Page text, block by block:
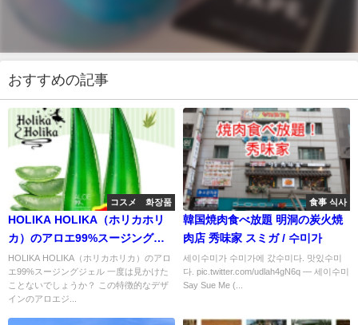
おすすめの記事
コスメ 화장품
HOLIKA HOLIKA（ホリカホリ
カ）のアロエ99%スージングジ
ェルの体験談レビューをまとめ
てみました【思ったよりアロ
エ】
HOLIKA HOLIKA（ホリカホリカ）のアロ
エ99%スージングジェル 一度は見かけた
ことないでしょうか？ この特徴的なデザ
インのアロエジ...
食事 식사
韓国焼肉食べ放題 明洞の炭火焼
肉店 秀味家 スミガ / 수미가
세이수미가 수미가에 갔수미다. 맛있수미
다. pic.twitter.com/udlah4gN6q — 세이수미
Say Sue Me (...